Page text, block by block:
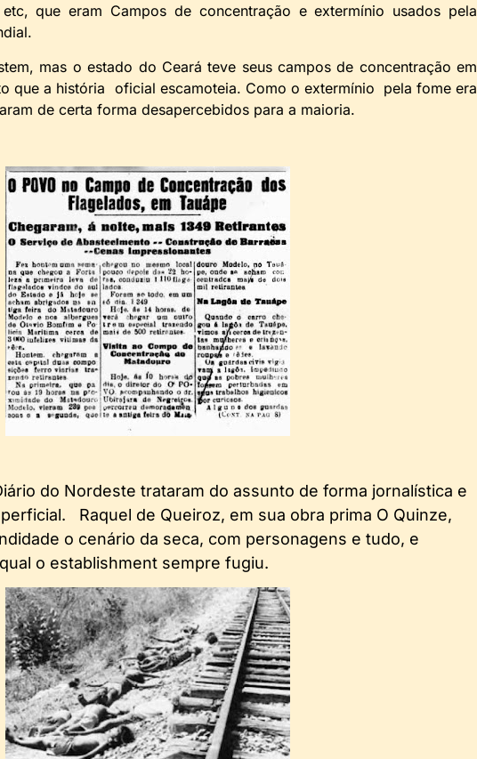
etc, que eram Campos de concentração e extermínio usados pela
mas o estado do Ceará teve seus campos de concentração em
que a história oficial escamoteia. Como o extermínio pela fome era
de certa forma desapercebidos para a maioria.
do Nordeste trataram do assunto de forma jornalística e
Raquel de Queiroz, em sua obra prima O Quinze,
o cenário da seca, com personagens e tudo, e
o establishment sempre fugiu.